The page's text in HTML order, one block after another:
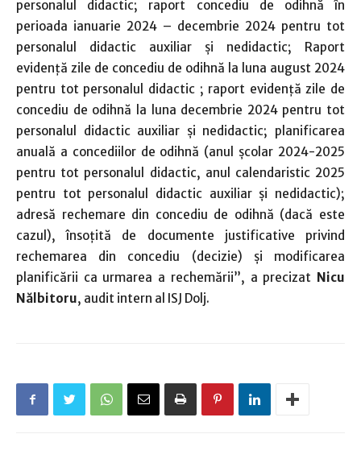
personalul didactic; raport concediu de odihnă în
perioada ianuarie 2024 – decembrie 2024 pentru tot
personalul didactic auxiliar și nedidactic; Raport
evidență zile de concediu de odihnă la luna august 2024
pentru tot personalul didactic ; raport evidență zile de
concediu de odihnă la luna decembrie 2024 pentru tot
personalul didactic auxiliar și nedidactic; planificarea
anuală a concediilor de odihnă (anul școlar 2024-2025
pentru tot personalul didactic, anul calendaristic 2025
pentru tot personalul didactic auxiliar și nedidactic);
adresă rechemare din concediu de odihnă (dacă este
cazul), însoțită de documente justificative privind
rechemarea din concediu (decizie) și modificarea
planificării ca urmarea a rechemării”, a precizat Nicu
Nălbitoru, audit intern al ISJ Dolj.